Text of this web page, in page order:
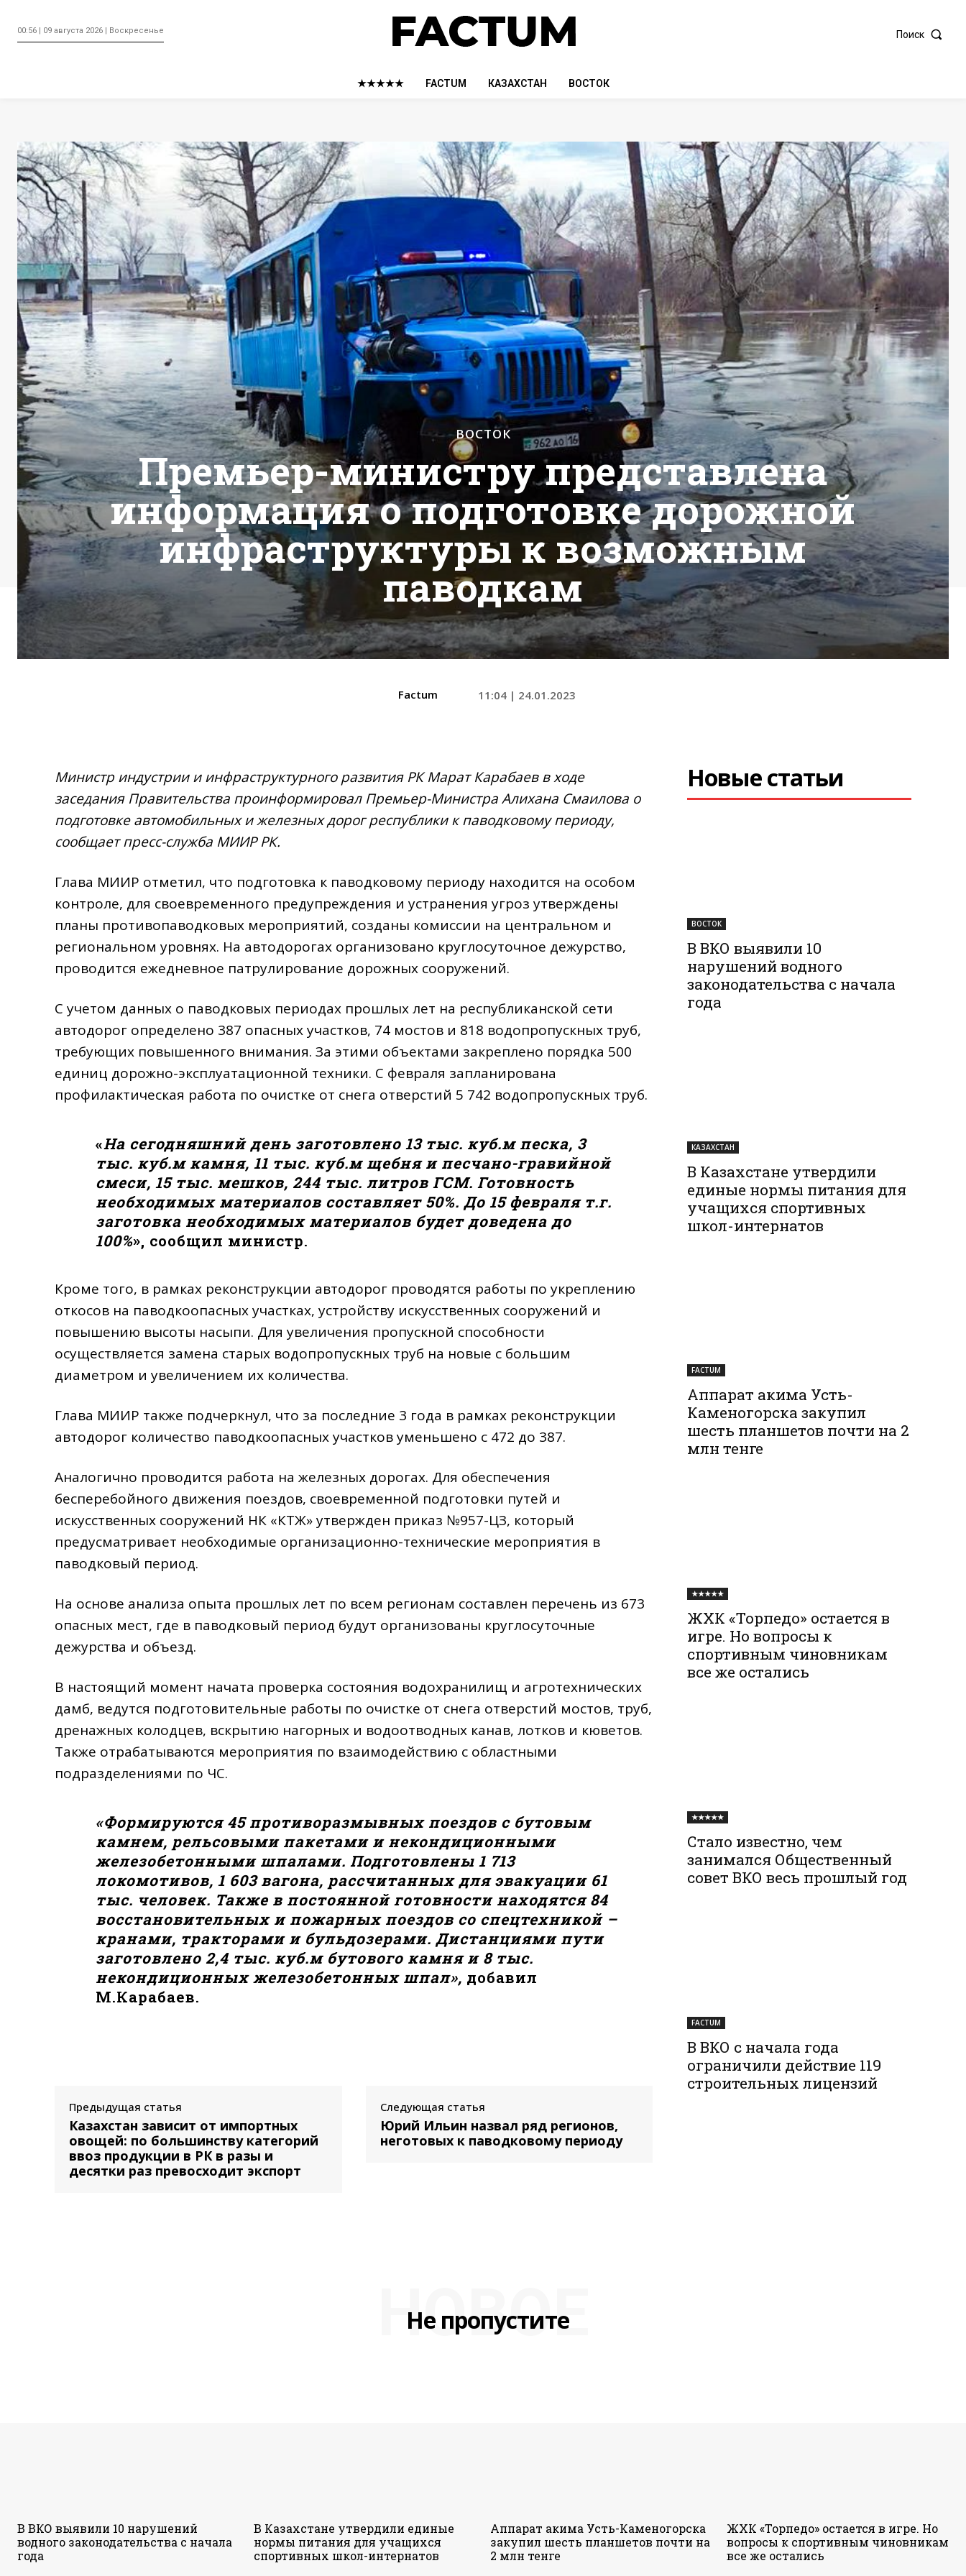
00:56 | 09 августа 2026 | Воскресенье Поиск
★★★★★ FACTUM КАЗАХСТАН ВОСТОК
ВОСТОК
Премьер-министру представлена
информация о подготовке дорожной
инфраструктуры к возможным
паводкам
Factum 11:04 | 24.01.2023
Министр индустрии и инфраструктурного развития РК Марат Карабаев в ходе
заседания Правительства проинформировал Премьер-Министра Алихана Смаилова о
подготовке автомобильных и железных дорог республики к паводковому периоду,
сообщает пресс-служба МИИР РК.
Глава МИИР отметил, что подготовка к паводковому периоду находится на особом
контроле, для своевременного предупреждения и устранения угроз утверждены
планы противопаводковых мероприятий, созданы комиссии на центральном и
региональном уровнях. На автодорогах организовано круглосуточное дежурство,
проводится ежедневное патрулирование дорожных сооружений.
С учетом данных о паводковых периодах прошлых лет на республиканской сети
автодорог определено 387 опасных участков, 74 мостов и 818 водопропускных труб,
требующих повышенного внимания. За этими объектами закреплено порядка 500
единиц дорожно-эксплуатационной техники. С февраля запланирована
профилактическая работа по очистке от снега отверстий 5 742 водопропускных труб.
«На сегодняшний день заготовлено 13 тыс. куб.м песка, 3
тыс. куб.м камня, 11 тыс. куб.м щебня и песчано-гравийной
смеси, 15 тыс. мешков, 244 тыс. литров ГСМ. Готовность
необходимых материалов составляет 50%. До 15 февраля т.г.
заготовка необходимых материалов будет доведена до
100%», сообщил министр.
Кроме того, в рамках реконструкции автодорог проводятся работы по укреплению
откосов на паводкоопасных участках, устройству искусственных сооружений и
повышению высоты насыпи. Для увеличения пропускной способности
осуществляется замена старых водопропускных труб на новые с большим
диаметром и увеличением их количества.
Глава МИИР также подчеркнул, что за последние 3 года в рамках реконструкции
автодорог количество паводкоопасных участков уменьшено с 472 до 387.
Аналогично проводится работа на железных дорогах. Для обеспечения
бесперебойного движения поездов, своевременной подготовки путей и
искусственных сооружений НК «КТЖ» утвержден приказ №957-ЦЗ, который
предусматривает необходимые организационно-технические мероприятия в
паводковый период.
На основе анализа опыта прошлых лет по всем регионам составлен перечень из 673
опасных мест, где в паводковый период будут организованы круглосуточные
дежурства и объезд.
В настоящий момент начата проверка состояния водохранилищ и агротехнических
дамб, ведутся подготовительные работы по очистке от снега отверстий мостов, труб,
дренажных колодцев, вскрытию нагорных и водоотводных канав, лотков и кюветов.
Также отрабатываются мероприятия по взаимодействию с областными
подразделениями по ЧС.
«Формируются 45 противоразмывных поездов с бутовым
камнем, рельсовыми пакетами и некондиционными
железобетонными шпалами. Подготовлены 1 713
локомотивов, 1 603 вагона, рассчитанных для эвакуации 61
тыс. человек. Также в постоянной готовности находятся 84
восстановительных и пожарных поездов со спецтехникой –
кранами, тракторами и бульдозерами. Дистанциями пути
заготовлено 2,4 тыс. куб.м бутового камня и 8 тыс.
некондиционных железобетонных шпал», добавил
М.Карабаев.
Предыдущая статья
Казахстан зависит от импортных
овощей: по большинству категорий
ввоз продукции в РК в разы и
десятки раз превосходит экспорт
Следующая статья
Юрий Ильин назвал ряд регионов,
неготовых к паводковому периоду
Новые статьи
ВОСТОК
В ВКО выявили 10
нарушений водного
законодательства с начала
года
КАЗАХСТАН
В Казахстане утвердили
единые нормы питания для
учащихся спортивных
школ-интернатов
FACTUM
Аппарат акима Усть-
Каменогорска закупил
шесть планшетов почти на 2
млн тенге
★★★★★
ЖХК «Торпедо» остается в
игре. Но вопросы к
спортивным чиновникам
все же остались
★★★★★
Стало известно, чем
занимался Общественный
совет ВКО весь прошлый год
FACTUM
В ВКО с начала года
ограничили действие 119
строительных лицензий
Не пропустите
НОВОЕ
В ВКО выявили 10 нарушений
водного законодательства с начала
года
В Казахстане утвердили единые
нормы питания для учащихся
спортивных школ-интернатов
Аппарат акима Усть-Каменогорска
закупил шесть планшетов почти на
2 млн тенге
ЖХК «Торпедо» остается в игре. Но
вопросы к спортивным чиновникам
все же остались